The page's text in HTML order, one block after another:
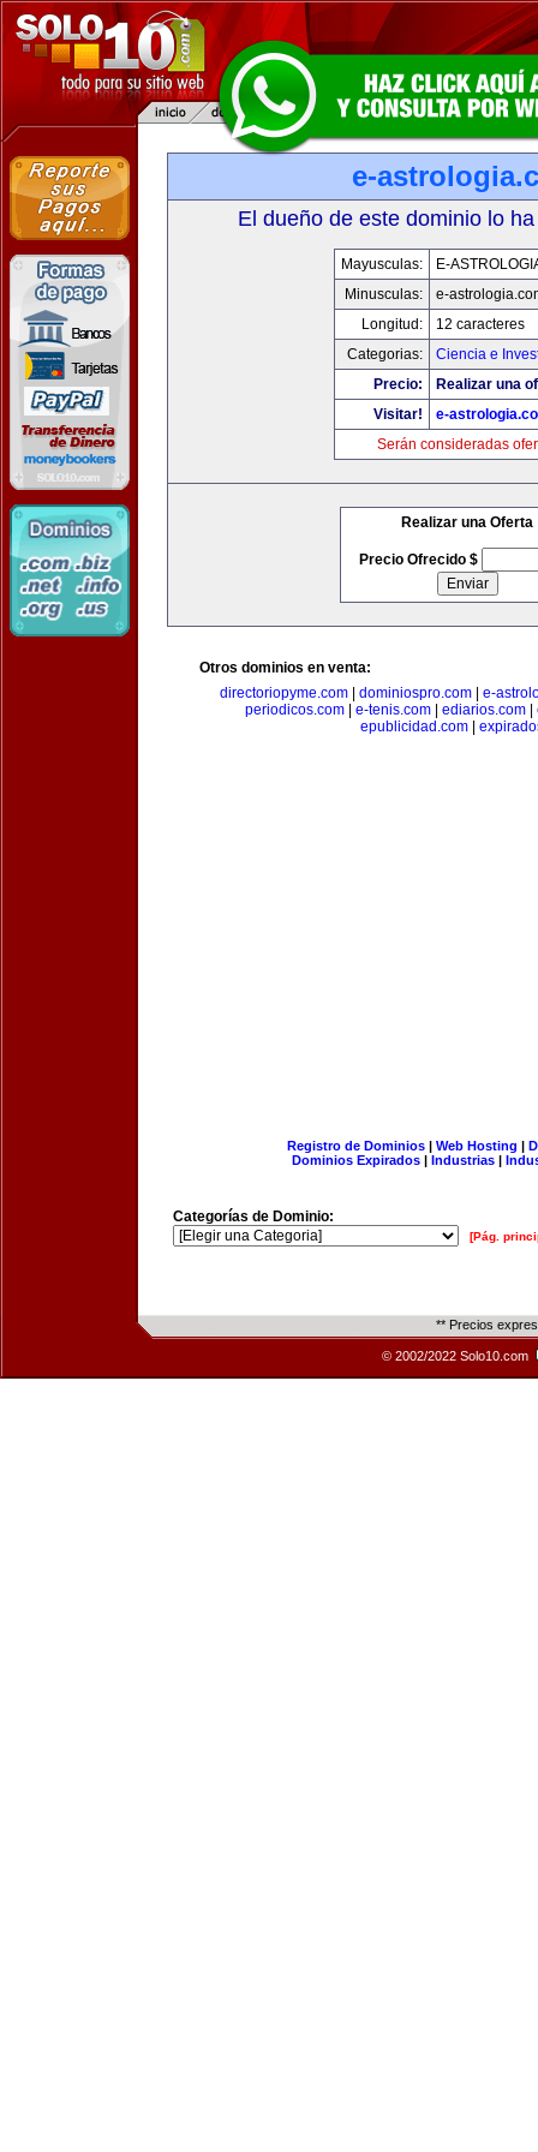
e-
El dueño de este dominio lo
Mayusculas:
E-
Minusculas:
e-
Longitud:
12 caracteres
Categorias:
Ciencia e
Precio:
Realizar una
Visitar!
e-
Serán consideradas
Realizar una Oferta
Precio Ofrecido $
Otros dominios en venta:
directoriopyme.com| dominiospro.com| e-
periodicos.com| e-tenis.com| ediarios.com|
epublicidad.com|
Registro de Dominios| Web Hosting |
Dominios Expirados | Industrias |
Categorías de Dominio:
[Pág.
** Precios
© 2002/2022 Solo10.com